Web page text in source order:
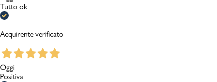
Tutto ok
Acquirente verificato
Oggi
Positiva